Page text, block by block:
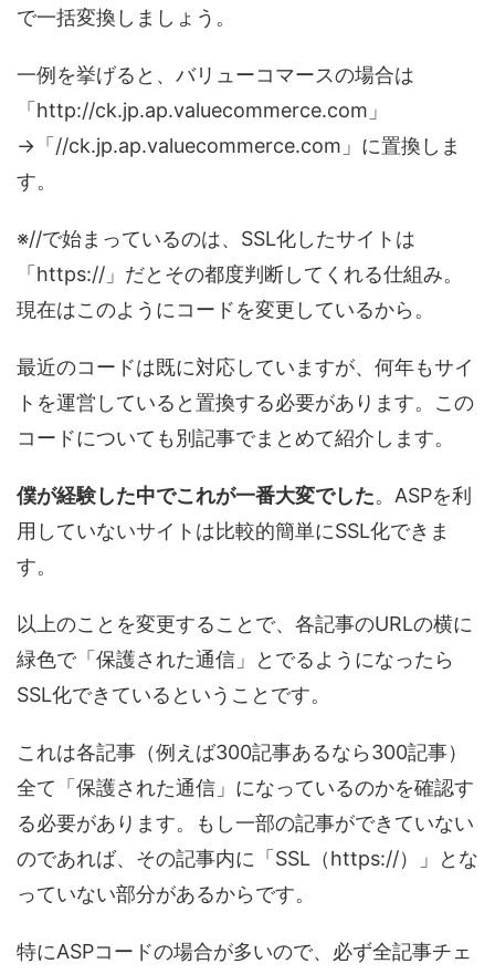
で一括変換しましょう。
一例を挙げると、バリューコマースの場合は
「http://ck.jp.ap.valuecommerce.com」
→「//ck.jp.ap.valuecommerce.com」に置換しま
す。
※//で始まっているのは、SSL化したサイトは
「https://」だとその都度判断してくれる仕組み。
現在はこのようにコードを変更しているから。
最近のコードは既に対応していますが、何年もサイ
トを運営していると置換する必要があります。この
コードについても別記事でまとめて紹介します。
僕が経験した中でこれが一番大変でした。ASPを利
用していないサイトは比較的簡単にSSL化できま
す。
以上のことを変更することで、各記事のURLの横に
緑色で「保護された通信」とでるようになったら
SSL化できているということです。
これは各記事（例えば300記事あるなら300記事）
全て「保護された通信」になっているのかを確認す
る必要があります。もし一部の記事ができていない
のであれば、その記事内に「SSL（https://）」とな
っていない部分があるからです。
特にASPコードの場合が多いので、必ず全記事チェ